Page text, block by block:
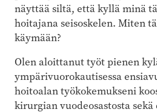
näyttää siltä, että kyllä minä
hoitajana seisoskelen. Miten
käymään?
Olen aloittanut työt pienen
ympärivuorokautisessa
hoitoalan työkokemukseni
kirurgian vuodeosastosta sekä